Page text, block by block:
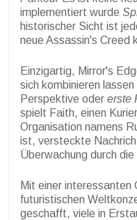
implementiert wurde
historischer Sicht ist
neue Assassin's Creed
Einzigartig, Mirror's
sich kombinieren lassen
Perspektive oder erste
spielt Faith, einen Kurier
Organisation namens
ist, versteckte
Überwachung durch
Mit einer interessanten
futuristischen
geschafft, viele in